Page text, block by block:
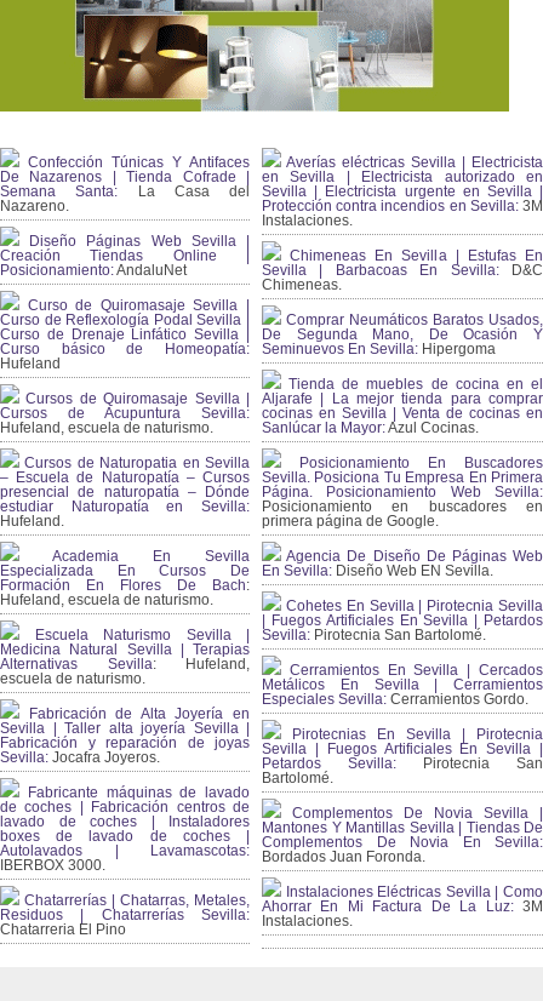
Confección Túnicas Y Antifaces
De Nazarenos | Tienda Cofrade |
Semana Santa: La Casa del
Nazareno.
Diseño Páginas Web Sevilla |
Creación Tiendas Online |
Posicionamiento:AndaluNet
Curso de Quiromasaje Sevilla |
Curso de Reflexología Podal Sevilla |
Curso de Drenaje Linfático Sevilla |
Curso básico de Homeopatía:
Hufeland
Cursos de Quiromasaje Sevilla |
Cursos de Acupuntura Sevilla:
Hufeland, escuela de naturismo.
Cursos de Naturopatia en Sevilla
– Escuela de Naturopatía – Cursos
presencial de naturopatía – Dónde
estudiar Naturopatía en Sevilla:
Hufeland.
Academia En Sevilla
Especializada En Cursos De
Formación En Flores De Bach:
Hufeland, escuela de naturismo.
Escuela Naturismo Sevilla |
Medicina Natural Sevilla | Terapias
Alternativas Sevilla: Hufeland,
escuela de naturismo.
Fabricación de Alta Joyería en
Sevilla | Taller alta joyería Sevilla |
Fabricación y reparación de joyas
Sevilla: Jocafra Joyeros.
Fabricante máquinas de lavado
de coches | Fabricación centros de
lavado de coches | Instaladores
boxes de lavado de coches |
Autolavados | Lavamascotas:
IBERBOX 3000.
Chatarrerías | Chatarras, Metales,
Residuos | Chatarrerías Sevilla:
Chatarreria El Pino
Averías eléctricas Sevilla | Electricista
en Sevilla | Electricista autorizado en
Sevilla | Electricista urgente en Sevilla |
Protección contra incendios en Sevilla:3M
Instalaciones.
Chimeneas En Sevilla | Estufas En
Sevilla | Barbacoas En Sevilla:D&C
Chimeneas.
Comprar Neumáticos Baratos Usados,
De Segunda Mano, De Ocasión Y
Seminuevos En Sevilla: Hipergoma
Tienda de muebles de cocina en el
Aljarafe | La mejor tienda para comprar
cocinas en Sevilla | Venta de cocinas en
Sanlúcar la Mayor:Azul Cocinas.
Posicionamiento En Buscadores
Sevilla. Posiciona Tu Empresa En Primera
Página. Posicionamiento Web Sevilla:
Posicionamiento en buscadores en
primera página de Google.
Agencia De Diseño De Páginas Web
En Sevilla: Diseño Web EN Sevilla.
Cohetes En Sevilla | Pirotecnia Sevilla
| Fuegos Artificiales En Sevilla | Petardos
Sevilla: Pirotecnia San Bartolomé.
Cerramientos En Sevilla | Cercados
Metálicos En Sevilla | Cerramientos
Especiales Sevilla: Cerramientos Gordo.
Pirotecnias En Sevilla | Pirotecnia
Sevilla | Fuegos Artificiales En Sevilla |
Petardos Sevilla: Pirotecnia San
Bartolomé.
Complementos De Novia Sevilla |
Mantones Y Mantillas Sevilla | Tiendas De
Complementos De Novia En Sevilla:
Bordados Juan Foronda.
Instalaciones Eléctricas Sevilla | Como
Ahorrar En Mi Factura De La Luz:3M
Instalaciones.